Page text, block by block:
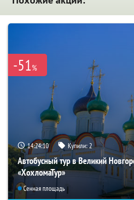
-51%
14:24:08 Купили:2
Автобусный тур в Великий
«ХохломаТур»
Сенная площадь